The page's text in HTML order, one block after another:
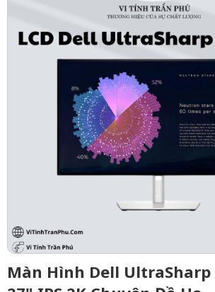
Màn Hình Dell UltraSharp